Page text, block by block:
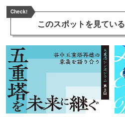
Check!
このスポットを見ている